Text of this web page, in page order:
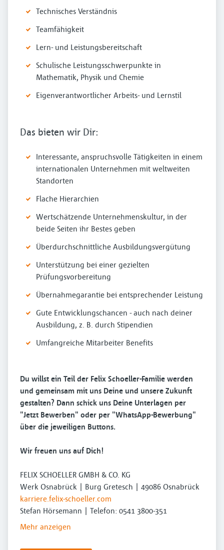
Technisches Verständnis
Teamfähigkeit
Lern- und Leistungsbereitschaft
Schulische Leistungsschwerpunkte in
Mathematik, Physik und Chemie
Eigenverantwortlicher Arbeits- und Lernstil
Das bieten wir Dir:
Interessante, anspruchsvolle Tätigkeiten in einem
internationalen Unternehmen mit weltweiten
Standorten
Flache Hierarchien
Wertschätzende Unternehmenskultur, in der
beide Seiten ihr Bestes geben
Überdurchschnittliche Ausbildungsvergütung
Unterstützung bei einer gezielten
Prüfungsvorbereitung
Übernahmegarantie bei entsprechender Leistung
Gute Entwicklungschancen - auch nach deiner
Ausbildung, z. B. durch Stipendien
Umfangreiche Mitarbeiter Benefits
Du willst ein Teil der Felix Schoeller-Familie werden
und gemeinsam mit uns Deine und unsere Zukunft
gestalten? Dann schick uns Deine Unterlagen per
"Jetzt Bewerben" oder per "WhatsApp-Bewerbung"
über die jeweiligen Buttons.
Wir freuen uns auf Dich!
FELIX SCHOELLER GMBH & CO. KG
Werk Osnabrück | Burg Gretesch | 49086 Osnabrück
karriere.felix-schoeller.com
Stefan Hörsemann | Telefon: 0541 3800-351
Mehr anzeigen